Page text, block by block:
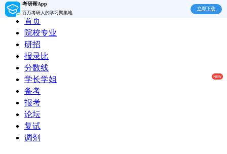
考研帮App
百万考研人的学习聚集地
立即下载
首页
院校专业
研招
报录比
分数线
学长学姐
备考
报考
论坛
复试
调剂